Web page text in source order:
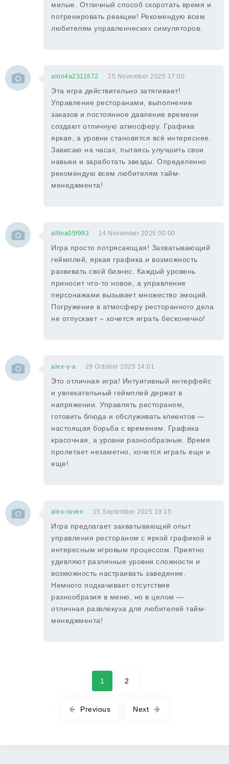
милые. Отличный способ скоротать время и
потренировать реакции! Рекомендую всем
любителям управленческих симуляторов.
alon4a2311872 25 November 2025 17:00
Эта игра действительно затягивает!
Управление ресторанами, выполнение
заказов и постоянное давление времени
создают отличную атмосферу. Графика
яркая, а уровни становятся всё интереснее.
Зависаю на часах, пытаясь улучшить свои
навыки и заработать звезды. Определенно
рекомендую всем любителям тайм-
менеджмента!
alfina05f993 14 November 2025 00:00
Игра просто потрясающая! Захватывающий
геймплей, яркая графика и возможность
развивать свой бизнес. Каждый уровень
приносит что-то новое, а управление
персонажами вызывает множество эмоций.
Погружение в атмосферу ресторанного дела
не отпускает – хочется играть бесконечно!
alex-y-a 29 October 2025 14:01
Это отличная игра! Интуитивный интерфейс
и увлекательный геймплей держат в
напряжении. Управлять рестораном,
готовить блюда и обслуживать клиентов —
настоящая борьба с временем. Графика
красочная, а уровни разнообразные. Время
пролетает незаметно, хочется играть еще и
еще!
alex-raven 15 September 2025 19:15
Игра предлагает захватывающий опыт
управления рестораном с яркой графикой и
интересным игровым процессом. Приятно
удивляют различные уровни сложности и
возможность настраивать заведение.
Немного подкачивает отсутствие
разнообразия в меню, но в целом —
отличная развлекуха для любителей тайм-
менеджмента!
Previous
1 2
Next